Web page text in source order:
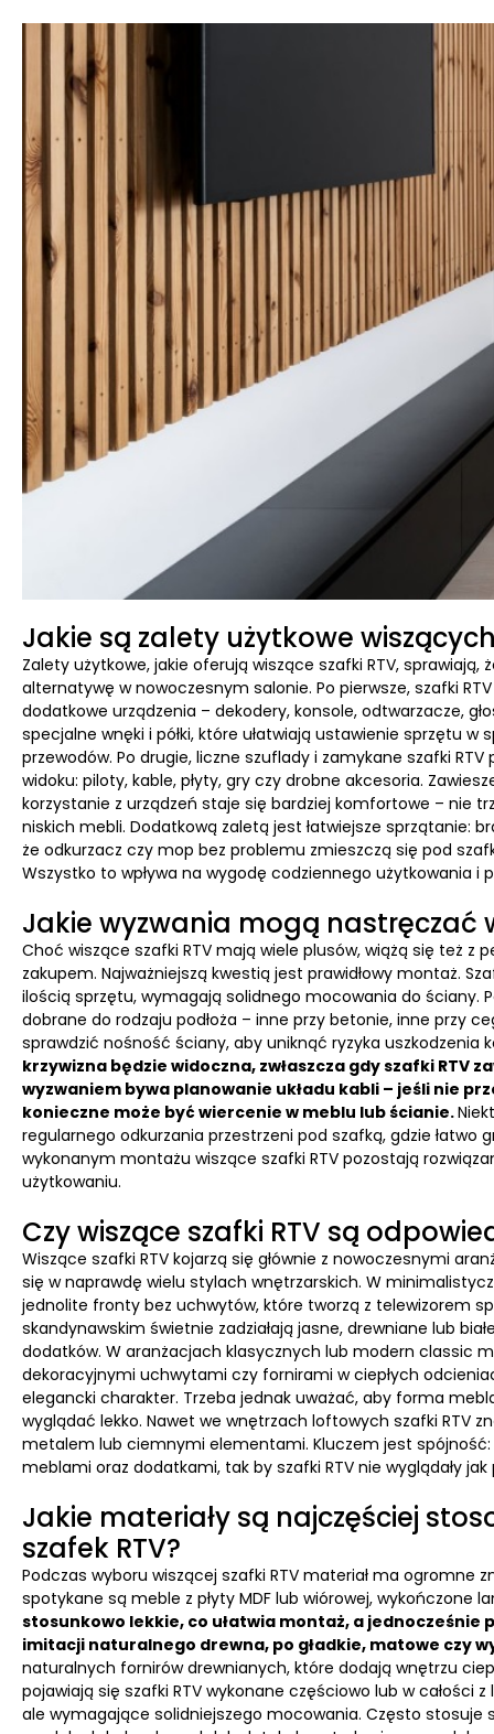
Jakie są zalety użytkowe
Zalety użytkowe, jakie oferują wiszące szafki RTV,
alternatywę w nowoczesnym salonie. Po pierwsze, szafki
dodatkowe urządzenia – dekodery, konsole, odtwarzacze,
specjalne wnęki i półki, które ułatwiają ustawienie sprzętu
przewodów. Po drugie, liczne szuflady i zamykane szafki
widoku: piloty, kable, płyty, gry czy drobne akcesoria.
korzystanie z urządzeń staje się bardziej komfortowe – nie
niskich mebli. Dodatkową zaletą jest łatwiejsze sprzątanie:
że odkurzacz czy mop bez problemu zmieszczą się pod
Wszystko to wpływa na wygodę codziennego użytkowania i
Jakie wyzwania mogą nastręczać
Choć wiszące szafki RTV mają wiele plusów, wiążą się też
zakupem. Najważniejszą kwestią jest prawidłowy montaż.
ilością sprzętu, wymagają solidnego mocowania do ściany.
dobrane do rodzaju podłoża – inne przy betonie, inne przy
sprawdzić nośność ściany, aby uniknąć ryzyka uszkodzenia
krzywizna będzie widoczna, zwłaszcza gdy szafki RTV
wyzwaniem bywa planowanie układu kabli – jeśli nie
konieczne może być wiercenie w meblu lub ścianie.
regularnego odkurzania przestrzeni pod szafką, gdzie
wykonanym montażu wiszące szafki RTV pozostają
użytkowaniu.
Czy wiszące szafki RTV są
Wiszące szafki RTV kojarzą się głównie z nowoczesnymi
się w naprawdę wielu stylach wnętrzarskich. W
jednolite fronty bez uchwytów, które tworzą z telewizorem
skandynawskim świetnie zadziałają jasne, drewniane lub
dodatków. W aranżacjach klasycznych lub modern classic
dekoracyjnymi uchwytami czy fornirami w ciepłych
elegancki charakter. Trzeba jednak uważać, aby forma
wyglądać lekko. Nawet we wnętrzach loftowych szafki RTV
metalem lub ciemnymi elementami. Kluczem jest spójność:
meblami oraz dodatkami, tak by szafki RTV nie wyglądały
Jakie materiały są najczęściej
szafek RTV?
Podczas wyboru wiszącej szafki RTV materiał ma ogromne
spotykane są meble z płyty MDF lub wiórowej, wykończone
stosunkowo lekkie, co ułatwia montaż, a
imitacji naturalnego drewna, po gładkie, matowe czy
naturalnych fornirów drewnianych, które dodają wnętrzu
pojawiają się szafki RTV wykonane częściowo lub w całości
ale wymagające solidniejszego mocowania. Często